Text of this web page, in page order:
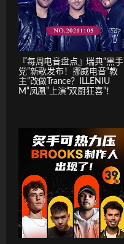
『每周电音盘点』瑞典“黑手
党”新歌发布！挪威电音“教
主”改做Trance？ILLENIU
M“凤凰”上演“双厨狂喜”！